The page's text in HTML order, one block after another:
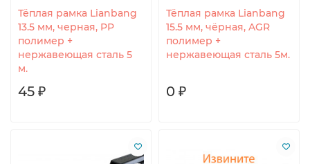
Тёплая рамка Lianbang
13.5 мм, черная, PP
полимер +
нержавеющая сталь 5
м.
45 ₽
Тёплая рамка Lianbang
15.5 мм, чёрная, AGR
полимер +
нержавеющая сталь 5м.
0 ₽